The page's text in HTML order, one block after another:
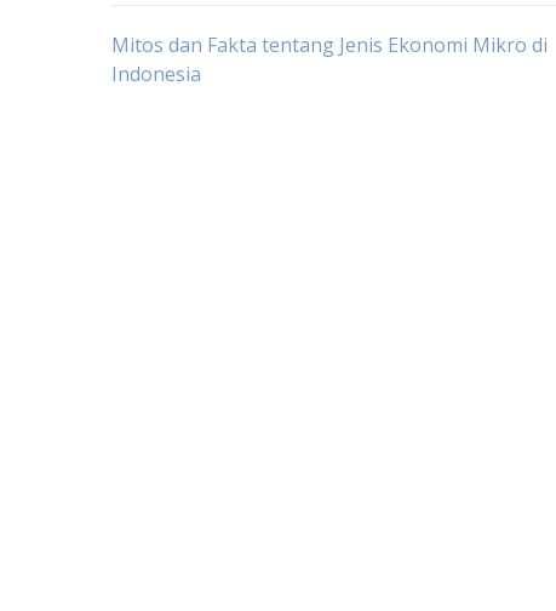
Post
Mitos dan Fakta tentang Jenis Ekonomi Mikro di
Indonesia